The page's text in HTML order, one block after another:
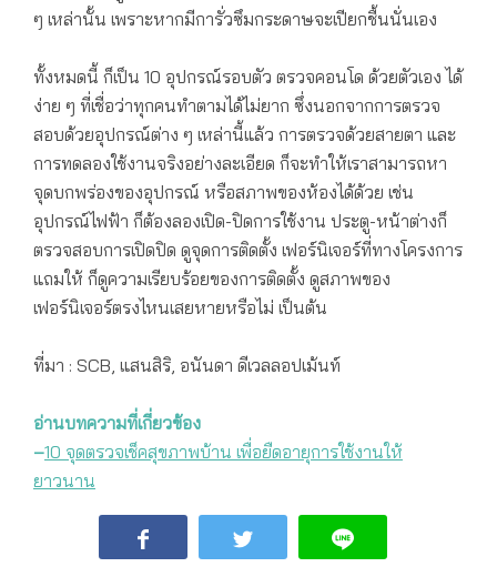
ๆ เหล่านั้น เพราะหากมีการั่วซึมกระดาษจะเปียกชื้นนั่นเอง
ทั้งหมดนี้ ก็เป็น 10 อุปกรณ์รอบตัว ตรวจคอนโด ด้วยตัวเอง ได้
ง่าย ๆ ที่เชื่อว่าทุกคนทำตามได้ไม่ยาก ​ซึ่งนอกจากการตรวจ
สอบด้วยอุปกรณ์ต่าง ๆ เหล่านี้แล้ว การตรวจด้วยสายตา และ
การทดลองใช้งานจริงอย่างละเอียด ก็จะทำให้เราสามารถหา
จุดบกพร่องของอุปกรณ์ หรือสภาพของห้องได้ด้วย เช่น
อุปกรณ์ไฟฟ้า ก็ต้องลองเปิด-ปิดการใช้งาน ประตู-หน้าต่างก็
ตรวจสอบการเปิดปิด ดูจุดการติดตั้ง เฟอร์นิเจอร์ที่ทางโครงการ
แถมให้ ก็ดูความเรียบร้อยของการติดตั้ง ดูสภาพของ
เฟอร์นิเจอร์ตรงไหนเสยหายหรือไม่ เป็นต้น
ที่มา : SCB, แสนสิริ,​ อนันดา ดีเวลลอปเม้นท์
อ่านบทความที่เกี่ยวข้อง
–10 จุดตรวจเช็คสุขภาพบ้าน เพื่อยืดอายุการใช้งานให้
ยาวนาน